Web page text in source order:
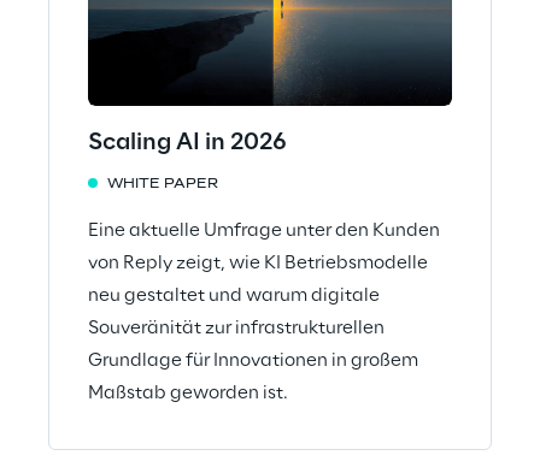
Scaling AI in 2026
WHITE PAPER
Eine aktuelle Umfrage unter den Kunden
von Reply zeigt, wie KI Betriebsmodelle
neu gestaltet und warum digitale
Souveränität zur infrastrukturellen
Grundlage für Innovationen in großem
Maßstab geworden ist.